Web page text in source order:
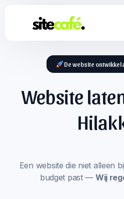
De website
Website
Een website die niet alleen
budget past — Wij